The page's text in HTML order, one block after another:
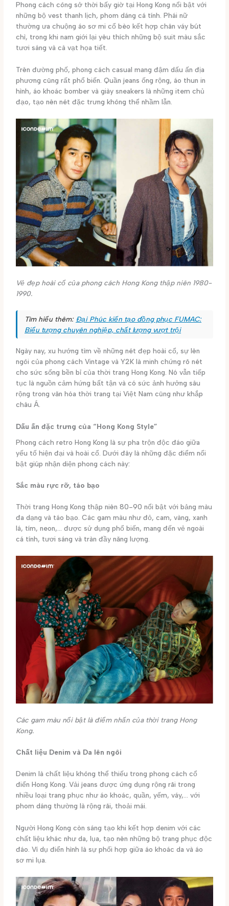
Phong cách công sở thời bấy giờ tại Hong Kong nổi bật với
những bộ vest thanh lịch, phom dáng cá tính. Phái nữ
thường ưa chuộng áo sơ mi cổ bèo kết hợp chân váy bút
chì, trong khi nam giới lại yêu thích những bộ suit màu sắc
tươi sáng và cà vạt họa tiết.
Trên đường phố, phong cách casual mang đậm dấu ấn địa
phương cũng rất phổ biến. Quần jeans ống rộng, áo thun in
hình, áo khoác bomber và giày sneakers là những item chủ
đạo, tạo nên nét đặc trưng không thể nhầm lẫn.
Vẻ đẹp hoài cổ của phong cách Hong Kong thập niên 1980-
1990.
Tìm hiểu thêm: Đại Phúc kiến tạo đồng phục FUMAC:
Biểu tượng chuyên nghiệp, chất lượng vượt trội
Ngày nay, xu hướng tìm về những nét đẹp hoài cổ, sự lên
ngôi của phong cách Vintage và Y2K là minh chứng rõ nét
cho sức sống bền bỉ của thời trang Hong Kong. Nó vẫn tiếp
tục là nguồn cảm hứng bất tận và có sức ảnh hưởng sâu
rộng trong văn hóa thời trang tại Việt Nam cũng như khắp
châu Á.
Dấu ấn đặc trưng của “Hong Kong Style”
Phong cách retro Hong Kong là sự pha trộn độc đáo giữa
yếu tố hiện đại và hoài cổ. Dưới đây là những đặc điểm nổi
bật giúp nhận diện phong cách này:
Sắc màu rực rỡ, táo bạo
Thời trang Hong Kong thập niên 80-90 nổi bật với bảng màu
đa dạng và táo bạo. Các gam màu như đỏ, cam, vàng, xanh
lá, tím, neon,… được sử dụng phổ biến, mang đến vẻ ngoài
cá tính, tươi sáng và tràn đầy năng lượng.
Các gam màu nổi bật là điểm nhấn của thời trang Hong
Kong.
Chất liệu Denim và Da lên ngôi
Denim là chất liệu không thể thiếu trong phong cách cổ
điển Hong Kong. Vải jeans được ứng dụng rộng rãi trong
nhiều loại trang phục như áo khoác, quần, yếm, váy,… với
phom dáng thường là rộng rãi, thoải mái.
Người Hong Kong còn sáng tạo khi kết hợp denim với các
chất liệu khác như da, lụa, tạo nên những bộ trang phục độc
đáo. Ví dụ điển hình là sự phối hợp giữa áo khoác da và áo
sơ mi lụa.